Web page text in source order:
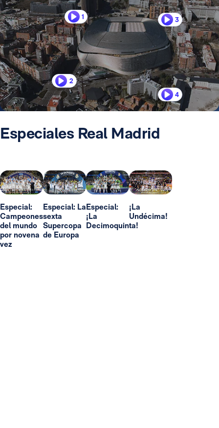
1
2
3
4
Especiales Real Madrid
Especial:
Campeones
del mundo
por novena
vez
Especial: La
sexta
Supercopa
de Europa
Especial:
¡La
Decimoquinta!
¡La
Undécima!